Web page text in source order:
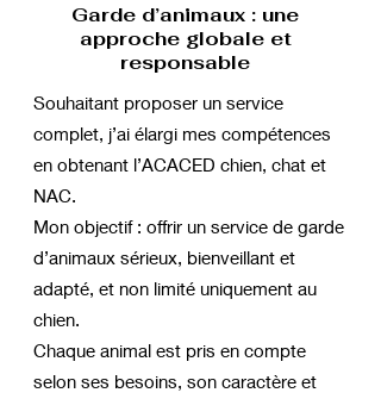
Garde d’animaux : une
approche globale et
responsable
Souhaitant proposer un service
complet, j’ai élargi mes compétences
en obtenant l’ACACED chien, chat et
NAC.
Mon objectif : offrir un service de garde
d’animaux sérieux, bienveillant et
adapté, et non limité uniquement au
chien.
Chaque animal est pris en compte
selon ses besoins, son caractère et